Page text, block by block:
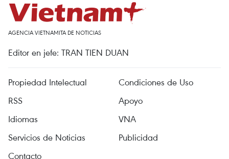
AGENCIA VIETNAMITA DE NOTICIAS
Editor en jefe: TRAN TIEN DUAN
Propiedad Intelectual
Condiciones de Uso
RSS
Apoyo
Idiomas
VNA
Servicios de Noticias
Publicidad
Contacto